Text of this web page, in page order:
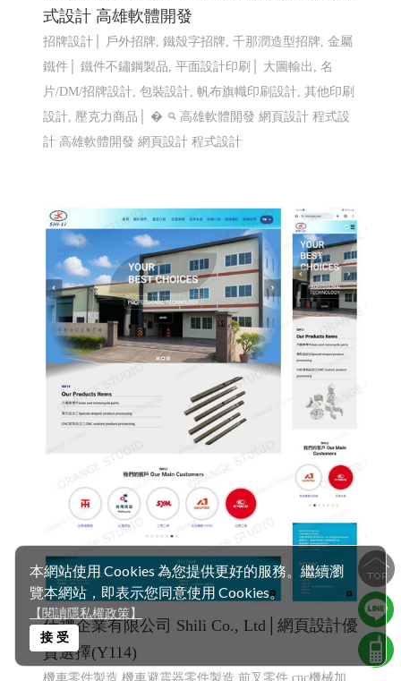
本網站使用 Cookies 為您提供更好的服務。繼續瀏
覽本網站，即表示您同意使用 Cookies。
【閱讀隱私權政策】
接 受
式設計 高雄軟體開發
招牌設計│ 戶外招牌, 鐵殼字招牌, 千那潤造型招牌, 金屬
鐵件│ 鐵件不鏽鋼製品, 平面設計印刷│ 大圖輸出, 名
片/DM/招牌設計, 包裝設計, 帆布旗幟印刷設計, 其他印刷
設計, 壓克力商品│ �
高雄軟體開發 網頁設計 程式設
計 高雄軟體開發 網頁設計 程式設計
仕禮企業有限公司 Shili Co., Ltd│網頁設計優
質選擇(Y114)
機車零件製造,機車避震器零件製造,前叉零件,cnc機械加